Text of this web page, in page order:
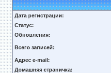
Дата регистрации:
Статус:
Обновления:
Всего записей:
Адрес e-mail:
Домашняя страничка: